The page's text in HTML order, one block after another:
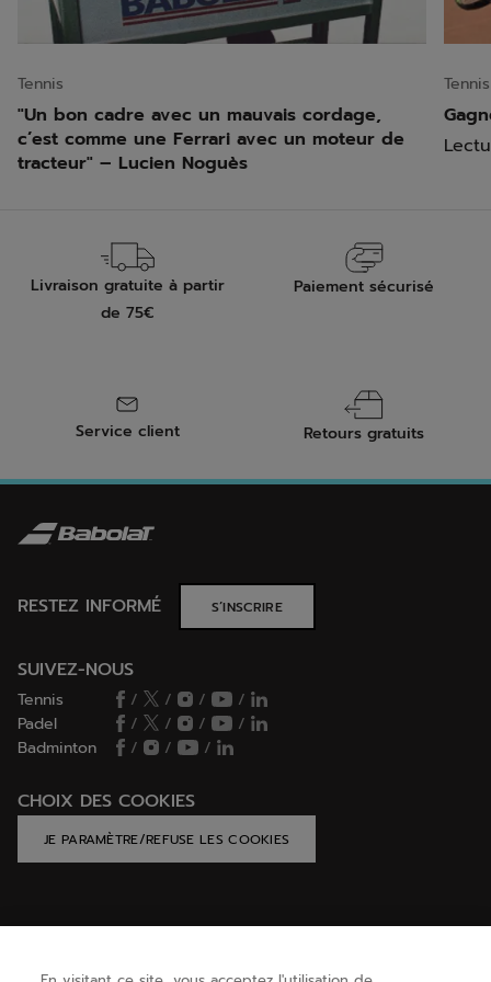
Tennis
"Un bon cadre avec un mauvais cordage,
c’est comme une Ferrari avec un moteur de
tracteur" – Lucien Noguès
Tennis
Livraison gratuite à partir
de 75€
Paiement sécurisé
Service client Retours gratuits
RESTEZ INFORMÉ S’INSCRIRE
SUIVEZ-NOUS
Tennis / / /
/
Padel
/ / /
/
Badminton
/ / /
CHOIX DES COOKIES
JE PARAMÈTRE/REFUSE LES COOKIES